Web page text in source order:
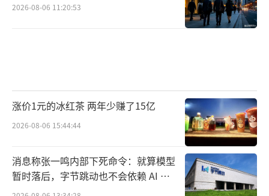
2026-08-06 11:20:53
涨价1元的冰红茶 两年少赚了15亿
2026-08-06 15:44:44
消息称张一鸣内部下死命令：就算模型
暂时落后，字节跳动也不会依赖 AI 蒸
馏技术